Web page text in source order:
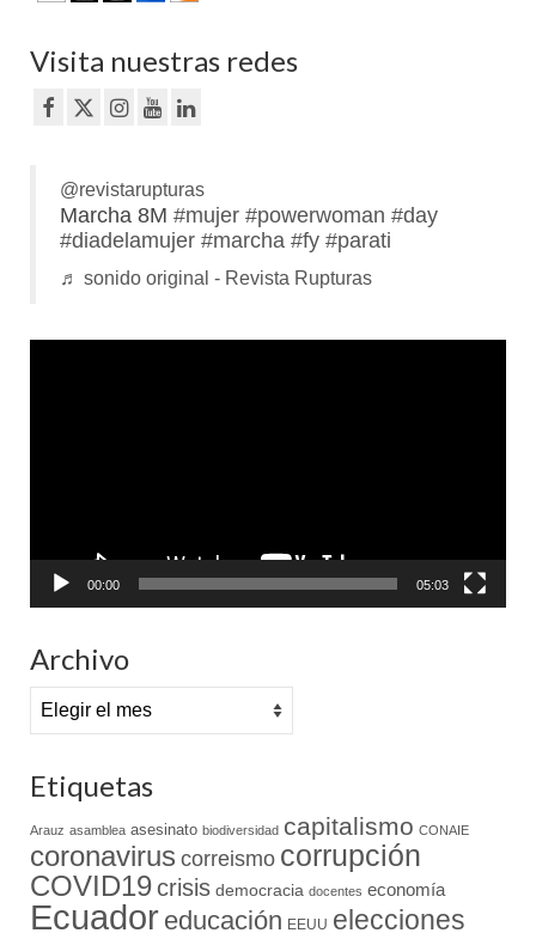
Visita nuestras redes
@revistarupturas
Marcha 8M #mujer #powerwoman #day
#diadelamujer #marcha #fy #parati
♬ sonido original - Revista Rupturas
00:00 05:03
Archivo
Archivo
Etiquetas
Arauz asamblea asesinato biodiversidad capitalismo CONAIE
coronavirus correismo corrupción
COVID19crisis democracia docentes economía
Ecuador educación EEUU elecciones